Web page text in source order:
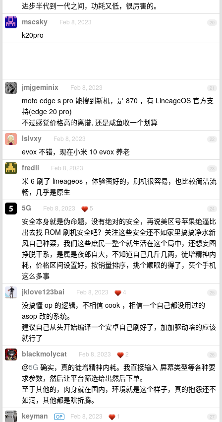
进步半代到一代之间，功耗又低，很厉害的。
20
mscsky Feb 8, 2023
k20pro
21
jmjgeminix Feb 8, 2023
moto edge s pro 能搜到新机，是 870 ，有 LineageOS 官方支
持(edge 20 pro)
不过感觉价格高的离谱, 还是咸鱼收一个划算
22
lslvxy Feb 8, 2023
evox 不错，现在小米 10 evox 养老
23
fredli Feb 8, 2023
米 6 刷了 lineageos ，体验蛮好的，刷机很容易，也比较简洁流
畅，几乎是原生
24
5G Feb 8, 2023 5
安全本身就是伪命题，没有绝对的安全，再说美区号苹果绝逼比
出去找 ROM 刷机安全吧？关注这些安全还不如家里搞搞净水新
风自己种菜，我们这些庶民一整个就生活在这个局中，还想妄图
挣脱干系，是属是夜郎自大，不知道自己几斤几两，徒增精神内
耗，价格区间设置好，按销量排序，挑个顺眼的得了，买个手机
这么多事
25
jklove123bai Feb 8, 2023 4
没搞懂 op 的逻辑，不相信 cook ，相信一个自己都没用过的
asop 改的系统。
建议自己从头开始编译一个安卓自己刷好了，加加驱动啥的应该
就行了
26
blackmolycat Feb 8, 2023 2
@5G 确实，真的徒增精神内耗。我直接输入 屏幕类型等各种要
求参数，然后让平台筛选给出然后下单。
至于其他的，肉身就在国内，环境就是这个样子，真的抱怨还不
如润，其他都是瞎折腾。
27
keyman OP Feb 8, 2023 1